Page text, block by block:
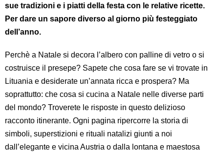
sue tradizioni e i piatti della festa con le relative ricette.
Per dare un sapore diverso al giorno più festeggiato
dell’anno.
Perchè a Natale si decora l’albero con palline di vetro o si
costruisce il presepe? Sapete che cosa fare se vi trovate in
Lituania e desiderate un’annata ricca e prospera? Ma
soprattutto: che cosa si cucina a Natale nelle diverse parti
del mondo? Troverete le risposte in questo delizioso
racconto itinerante. Ogni pagina ripercorre la storia di
simboli, superstizioni e rituali natalizi giunti a noi
dall’elegante e vicina Austria o dalla lontana e maestosa